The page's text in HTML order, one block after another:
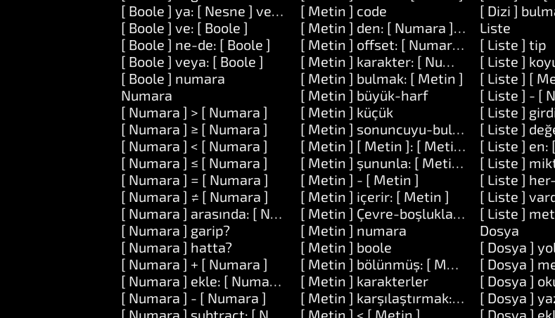
[ Boole ] ya: [ Nesne ] veya: [ Nesne ]
[ Boole ] ve: [ Boole ]
[ Boole ] ne-de: [ Boole ]
[ Boole ] veya: [ Boole ]
[ Boole ] numara
Numara
[ Numara ] > [ Numara ]
[ Numara ] ≥ [ Numara ]
[ Numara ] < [ Numara ]
[ Numara ] ≤ [ Numara ]
[ Numara ] = [ Numara ]
[ Numara ] ≠ [ Numara ]
[ Numara ] arasında: [ Numara ] ve: [ Numara ]
[ Numara ] garip?
[ Numara ] hatta?
[ Numara ] + [ Numara ]
[ Numara ] ekle: [ Numara ]
[ Numara ] - [ Numara ]
[ Numara ] subtract: [ Numara ]
[ Metin ] code
[ Metin ] den: [ Numara ] uzunluk: [
[ Metin ] offset: [ Numara ]
[ Metin ] karakter: [ Numara ]
[ Metin ] bulmak: [ Metin ]
[ Metin ] büyük-harf
[ Metin ] küçük
[ Metin ] sonuncuyu-bul: [ Metin ]
[ Metin ] [ Metin ]: [ Metin ]
[ Metin ] şununla: [ Metin ] değiştir: [
[ Metin ] - [ Metin ]
[ Metin ] içerir: [ Metin ]
[ Metin ] Çevre-boşlukları-kaldırın
[ Metin ] numara
[ Metin ] boole
[ Metin ] bölünmüş: [ Metin ]
[ Metin ] karakterler
[ Metin ] karşılaştırmak: [ Metin ]
[ Metin ] < [ Metin ]
[ Dizi ]
Liste
[ Liste ] tip
[ Liste ]
[ Liste ] [
[ Liste ] - [
[ Liste ]
[ Liste ]
[ Liste ] en:
[ Liste ]
[ Liste ]
[ Liste ]
[ Liste ]
Dosya
[ Dosya ]
[ Dosya ]
[ Dosya ]
[ Dosya ]
[ Dosya ]